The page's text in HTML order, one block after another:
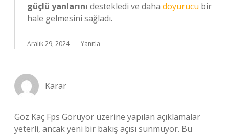
güçlü yanlarını destekledi ve daha doyurucu bir
hale gelmesini sağladı.
Aralık 29, 2024 Yanıtla
Karar
Göz Kaç Fps Görüyor üzerine yapılan açıklamalar
yeterli, ancak yeni bir bakış açısı sunmuyor. Bu